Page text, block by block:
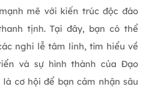
mẽ với kiến trúc độc đáo
tịnh. Tại đây, bạn có thể
nghi lễ tâm linh, tìm hiểu về
và sự hình thành của Đạo
là cơ hội để bạn cảm nhận sâu